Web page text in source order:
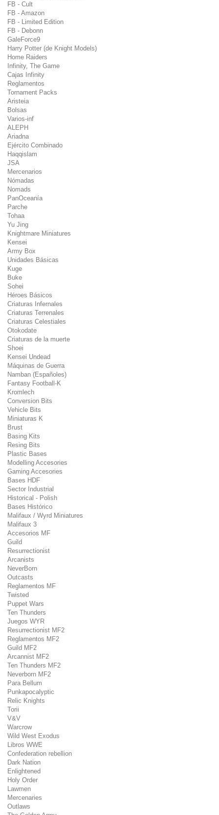
FB - Cult
FB - Amazon
FB - Limited Edition
FB - Debonn
GaleForce9
Harry Potter (de Knight Models)
Home Raiders
Infinity, The Game
Cajas Infinity
Reglamentos
Tornament Packs
Aristeia
Bolsas
Varios-inf
ALEPH
Ariadna
Ejército Combinado
Haqqislam
JSA
Mercenarios
Nómadas
Nomads
PanOceanía
Parche
Tohaa
Yu Jing
Knightmare Miniatures
Kensei
Army Box
Unidades Básicas
Kuge
Buke
Sohei
Héroes Básicos
Criaturas Infernales
Criaturas Terrenales
Criaturas Celestiales
Otokodate
Criaturas de la muerte
Shoei
Kensei Undead
Máquinas de Guerra
Namban (Españoles)
Fantasy Football-K
Kromlech
Conversion Bits
Vehicle Bits
Miniaturas K
Brust
Basing Kits
Resing Bits
Plastic Bases
Modelling Accesories
Gaming Accesories
Bases HDF
Sector Industrial
Historical - Polish
Bases Histórico
Malifaux / Wyrd Miniatures
Malifaux 3
Accesorios MF
Guild
Resurrectionist
Arcanists
NeverBorn
Outcasts
Reglamentos MF
Twisted
Puppet Wars
Ten Thunders
Juegos WYR
Resurrectionist MF2
Reglamentos MF2
Guild MF2
Arcannist MF2
Ten Thunders MF2
Neverborn MF2
Para Bellum
Punkapocalyptic
Relic Knights
Torii
V&V
Warcrow
Wild West Exodus
Libros WWE
Confederation rebellion
Dark Nation
Enlightened
Holy Order
Lawmen
Mercenaries
Outlaws